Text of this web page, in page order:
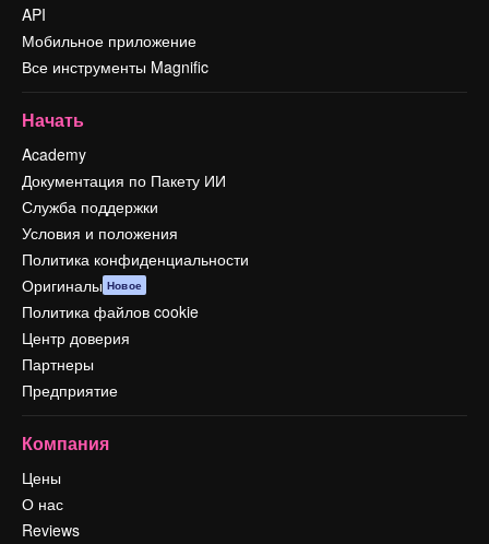
API
Мобильное приложение
Все инструменты Magnific
Начать
Academy
Документация по Пакету ИИ
Служба поддержки
Условия и положения
Политика конфиденциальности
Оригиналы Новое
Политика файлов cookie
Центр доверия
Партнеры
Предприятие
Компания
Цены
О нас
Reviews